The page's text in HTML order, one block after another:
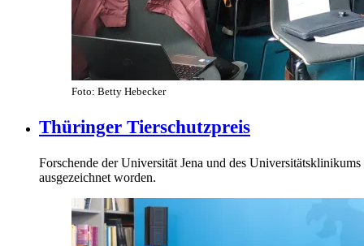
Foto: Betty Hebecker
Thüringer Tierschutzpreis
Forschende der Universität Jena und des
ausgezeichnet worden.